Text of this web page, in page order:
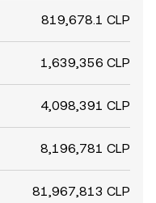
819,678.1 CLP
1,639,356 CLP
4,098,391 CLP
8,196,781 CLP
81,967,813 CLP